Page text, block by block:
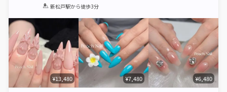
1 2 3 4 5
新松戸駅から徒歩3分
¥13,480 ¥7,480 ¥6,480